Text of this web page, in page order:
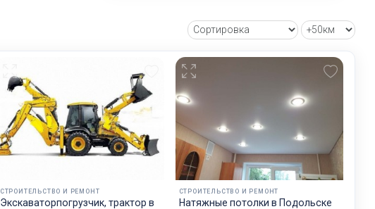
СТРОИТЕЛЬСТВО И РЕМОНТ
Экскаваторпогрузчик, трактор в
СТРОИТЕЛЬСТВО И РЕМОНТ
Натяжные потолки в Подольске